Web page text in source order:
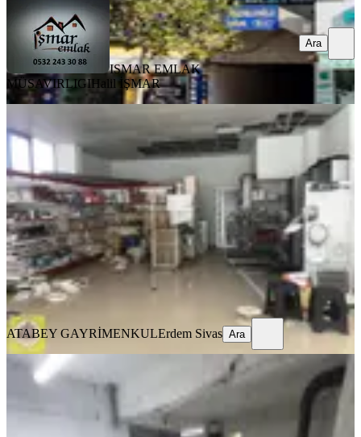
ISMAR EMLAK
MÜSAVIRLIGIHalil İŞMAR
Ara
Atabey'den İlbadı Mezarlık Yolu 2
Adet Satılık Dükkan
Merkezefendi, İlbade Mahallesi
1 Oda·175 m² Düz Giriş (Zemin) 16.03.2026
3.000.000 ₺
ATABEY GAYRİMENKUL Erdem Sivas
Ara
ATABEY GAYRİMENKULErdem Sivas Ara
Denizli Karamanda Satılık 205 M²
Atölye / Depo / İş Yeri
Merkezefendi, Karaman Mahallesi